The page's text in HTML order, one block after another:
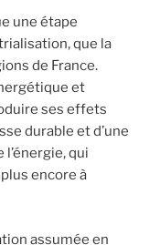
une étape
que la
de France.
et
ses effets
durable et d’une
qui
encore à
assumée en